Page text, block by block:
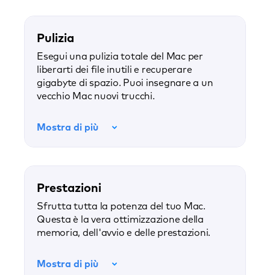
Pulizia
Esegui una pulizia totale del Mac per
liberarti dei file inutili e recuperare
gigabyte di spazio. Puoi insegnare a un
vecchio Mac nuovi trucchi.
Mostra di più
Prestazioni
Sfrutta tutta la potenza del tuo Mac.
Questa è la vera ottimizzazione della
memoria, dell'avvio e delle prestazioni.
Mostra di più